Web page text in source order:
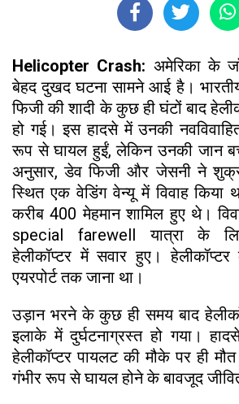
Helicopter Crash: अमेरिका के
बेहद दुखद घटना सामने आई है।
फिजी की शादी के कुछ ही घंटों बाद
हो गई। इस हादसे में उनकी
रूप से घायल हुईं, लेकिन उनकी जान
अनुसार, डेव फिजी और जेसनी ने
स्थित एक वेडिंग वेन्यू में विवाह किया
करीब 400 मेहमान शामिल हुए थे।
special farewell यात्रा के
हेलीकॉप्टर में सवार हुए। हेलीकॉप्टर
एयरपोर्ट तक जाना था।
उड़ान भरने के कुछ ही समय बाद
इलाके में दुर्घटनाग्रस्त हो गया।
हेलीकॉप्टर पायलट की मौके पर ही
गंभीर रूप से घायल होने के बावजूद